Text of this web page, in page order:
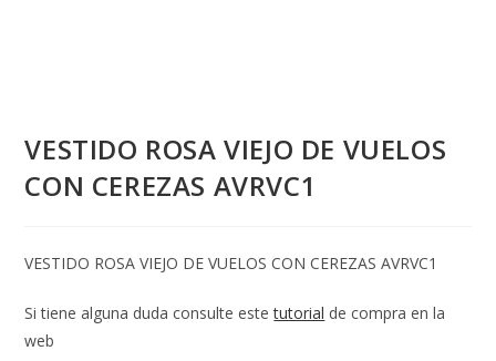
VESTIDO ROSA VIEJO DE VUELOS
CON CEREZAS AVRVC1
VESTIDO ROSA VIEJO DE VUELOS CON CEREZAS AVRVC1
Si tiene alguna duda consulte estetutorial de compra en la
web